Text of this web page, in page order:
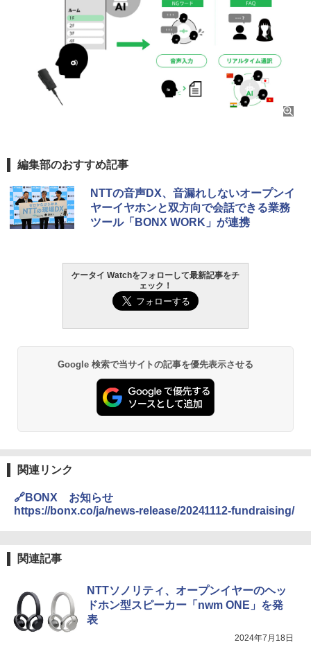
編集部のおすすめ記事
NTTの音声DX、音漏れしないオープンイ
ヤーイヤホンと双方向で会話できる業務
ツール「BONX WORK」が連携
ケータイ Watchをフォローして最新記事をチ
ェック！
Google 検索で当サイトの記事を優先表示させる
関連リンク
🔗BONX お知らせ
https://bonx.co/ja/news-release/20241112-fundraising/
関連記事
NTTソノリティ、オープンイヤーのヘッ
ドホン型スピーカー「nwm ONE」を発
表
2024年7月18日